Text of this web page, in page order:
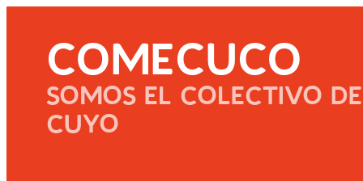
COMECUCO
SOMOS EL COLECTIVO
CUYO